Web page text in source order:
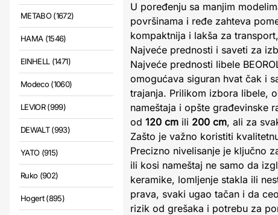
METABO (1672)
HAMA (1546)
EINHELL (1471)
Modeco (1060)
LEVIOR (999)
DEWALT (993)
YATO (915)
Ruko (902)
Hogert (895)
U poređenju sa manjim
površinama i ređe zahteva
kompaktnija i lakša za
Najveće prednosti i saveti za
Najveće prednosti libele
omogućava siguran hvat čak i
trajanja. Prilikom izbora libele,
nameštaja i opšte građevinske
od 120 cm ili 200 cm, ali za
Zašto je važno koristiti
Precizno nivelisanje je ključno
ili kosi nameštaj ne samo da
keramike, lomljenje stakla ili
prava, svaki ugao tačan i da
rizik od grešaka i potrebu za